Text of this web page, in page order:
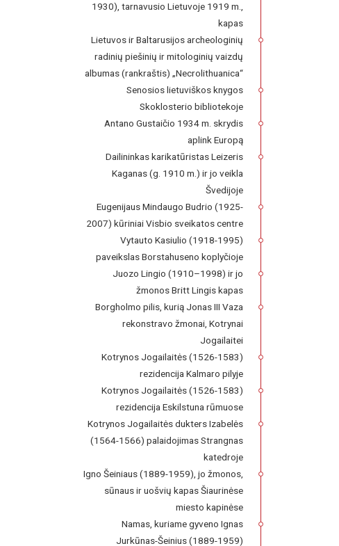
1930), tarnavusio Lietuvoje 1919 m.,
kapas
Lietuvos ir Baltarusijos archeologinių
radinių piešinių ir mitologinių vaizdų
albumas (rankraštis) „Necrolithuanica“
Senosios lietuviškos knygos
Skoklosterio bibliotekoje
Antano Gustaičio 1934 m. skrydis
aplink Europą
Dailininkas karikatūristas Leizeris
Kaganas (g. 1910 m.) ir jo veikla
Švedijoje
Eugenijaus Mindaugo Budrio (1925-
2007) kūriniai Visbio sveikatos centre
Vytauto Kasiulio (1918-1995)
paveikslas Borstahuseno koplyčioje
Juozo Lingio (1910–1998) ir jo
žmonos Britt Lingis kapas
Borgholmo pilis, kurią Jonas III Vaza
rekonstravo žmonai, Kotrynai
Jogailaitei
Kotrynos Jogailaitės (1526-1583)
rezidencija Kalmaro pilyje
Kotrynos Jogailaitės (1526-1583)
rezidencija Eskilstuna rūmuose
Kotrynos Jogailaitės dukters Izabelės
(1564-1566) palaidojimas Strangnas
katedroje
Igno Šeiniaus (1889-1959), jo žmonos,
sūnaus ir uošvių kapas Šiaurinėse
miesto kapinėse
Namas, kuriame gyveno Ignas
Jurkūnas-Šeinius (1889-1959)